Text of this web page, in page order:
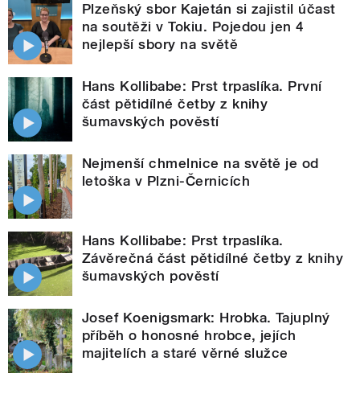
Plzeňský sbor Kajetán si zajistil účast
na soutěži v Tokiu. Pojedou jen 4
nejlepší sbory na světě
Hans Kollibabe: Prst trpaslíka. První
část pětidílné četby z knihy
šumavských pověstí
Nejmenší chmelnice na světě je od
letoška v Plzni-Černicích
Hans Kollibabe: Prst trpaslíka.
Závěrečná část pětidílné četby z knihy
šumavských pověstí
Josef Koenigsmark: Hrobka. Tajuplný
příběh o honosné hrobce, jejích
majitelích a staré věrné služce